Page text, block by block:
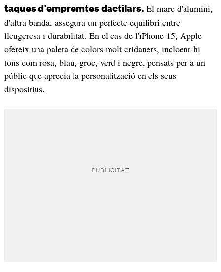
taques d'empremtes dactilars. El marc d'alumini,
d'altra banda, assegura un perfecte equilibri entre
lleugeresa i durabilitat. En el cas de l'iPhone 15, Apple
ofereix una paleta de colors molt cridaners, incloent-hi
tons com rosa, blau, groc, verd i negre, pensats per a un
públic que aprecia la personalització en els seus
dispositius.